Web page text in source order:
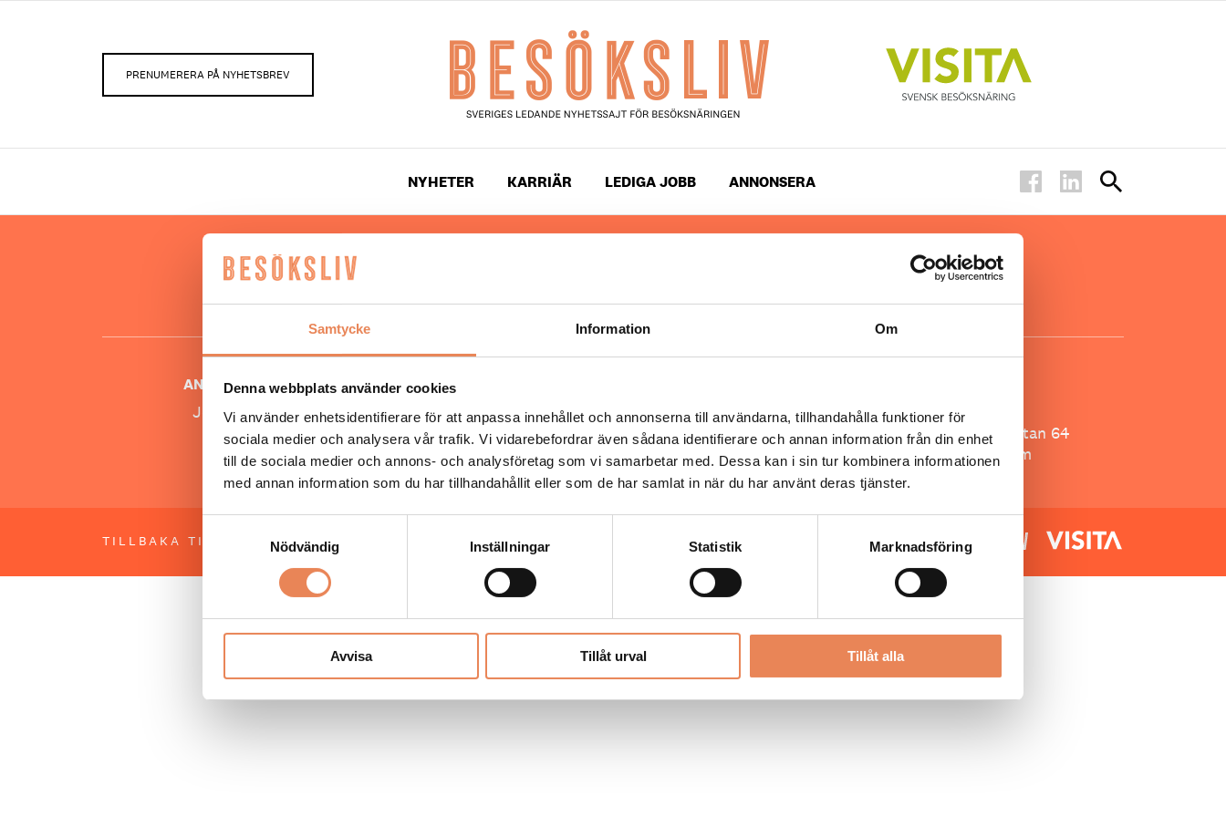
Samtycke Information Om
Denna webbplats använder cookies
Vi använder enhetsidentifierare för att anpassa innehållet och annonserna till användarna, tillhandahålla funktioner för
sociala medier och analysera vår trafik. Vi vidarebefordrar även sådana identifierare och annan information från din enhet
till de sociala medier och annons- och analysföretag som vi samarbetar med. Dessa kan i sin tur kombinera informationen
med annan information som du har tillhandahållit eller som de har samlat in när du har använt deras tjänster.
Nödvändig
Inställningar Statistik Marknadsföring
Avvisa Tillåt urval Tillåt alla
PRENUMERERA PÅ NYHETSBREV
NYHETER KARRIÄR LEDIGA JOBB ANNONSERA
Hos oss läser du landets mest uppdaterade nyheter och snackisar inom
besöksnäringen. Besöksliv i sin tryckta form är ett affärsmagasin för ägare
ANSVARIG UTGIVARE
Jonas Siljhammar
Allt material på besoksliv.se är skyddat
enligt lagen om upphovsrätt.
Besöksliv
Spoon, Brännkyrkagatan 64
118 23 Stockholm
TILLBAKA TILL TOPPEN OM BESÖKSLIV PRENUMERERA ANNONSERA